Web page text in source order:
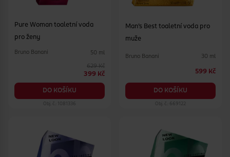
Pure Woman toaletní voda
pro ženy
Bruno Banani 50 ml
629 Kč
399 Kč
DO KOŠÍKU
Obj. č.: 1081336
Man´s Best toaletní voda pro
muže
Bruno Banani 30 ml
599 Kč
DO KOŠÍKU
Obj. č.: 669122